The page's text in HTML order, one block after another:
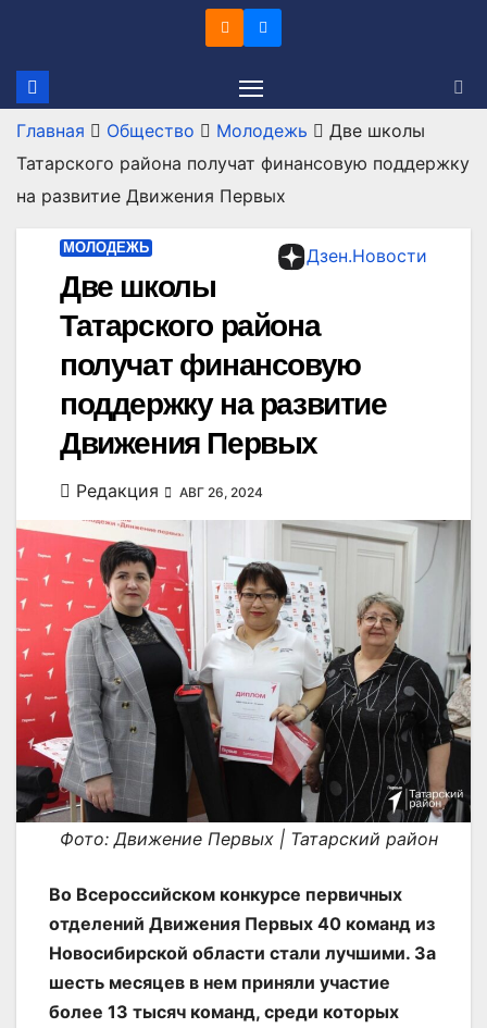
содержимому
Главная Общество Молодежь
Две школы
Татарского района получат финансовую поддержку
на развитие Движения Первых
Дзен.Новости
МОЛОДЕЖЬ
Две школы
Татарского района
получат финансовую
поддержку на развитие
Движения Первых
Редакция АВГ 26, 2024
Фото: Движение Первых | Татарский район
Во Всероссийском конкурсе первичных
отделений Движения Первых 40 команд из
Новосибирской области стали лучшими. За
шесть месяцев в нем приняли участие
более 13 тысяч команд, среди которых